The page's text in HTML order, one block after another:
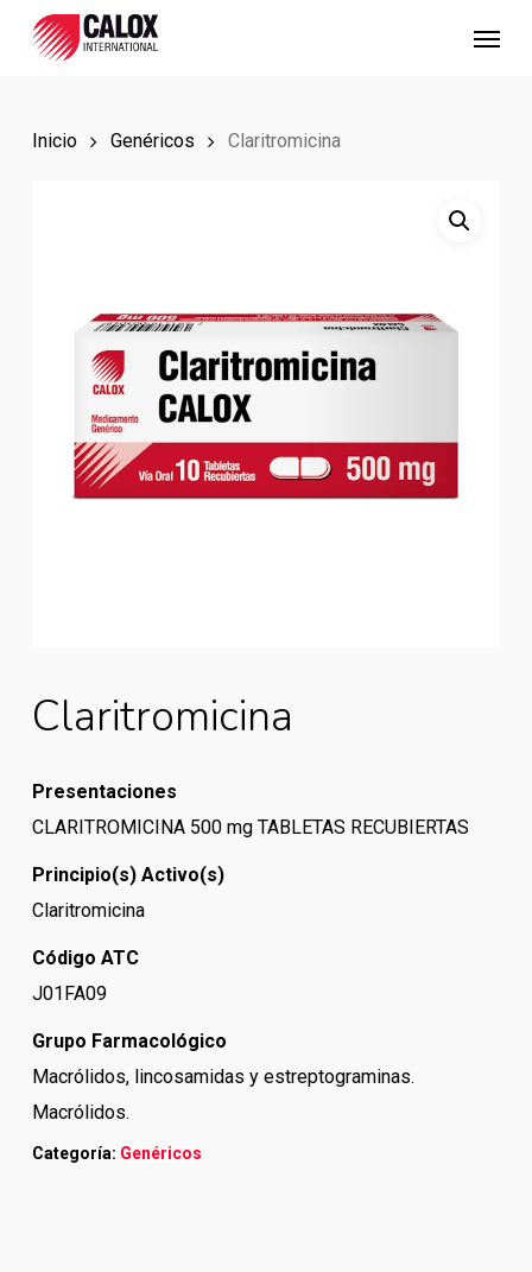
Inicio Genéricos Claritromicina
Claritromicina
Presentaciones
CLARITROMICINA 500 mg TABLETAS RECUBIERTAS
Principio(s) Activo(s)
Claritromicina
Código ATC
J01FA09
Grupo Farmacológico
Macrólidos, lincosamidas y estreptograminas.
Macrólidos.
Categoría: Genéricos